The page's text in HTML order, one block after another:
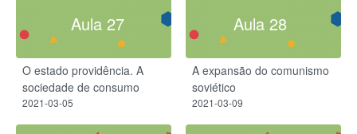
Aula 27
O estado providência. A
sociedade de consumo
2021-03-05
Aula 28
A expansão do comunismo
soviético
2021-03-09